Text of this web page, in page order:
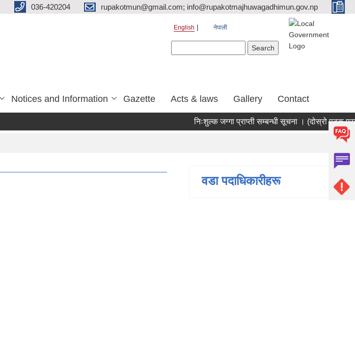
036-420204 rupakotmun@gmail.com; info@rupakotmajhuwagadhimun.gov.np
English नेपाली
Notices and Information Gazette Acts & laws Gallery Contact
निःशुल्क जग्गा प्राप्ती सम्बन्धी सूचना । (दोस्रो पटक
वडा पदाधिकारीहरू